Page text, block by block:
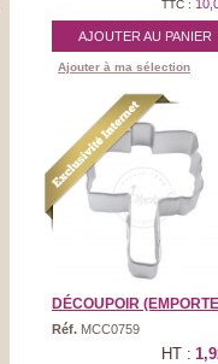
TTC :
AJOUTER AU PANIER
Ajouter à ma sélection
DÉCOUPOIR
Réf. MCC0759
HT :